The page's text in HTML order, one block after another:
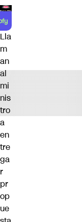
Lla
m
an
al
mi
nis
tro
a
en
tre
ga
r
pr
op
ue